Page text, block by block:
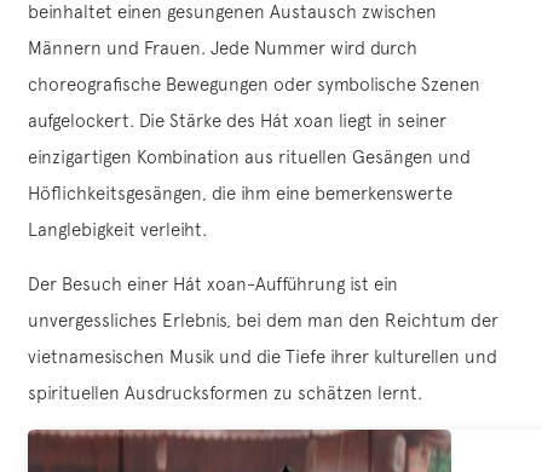
beinhaltet einen gesungenen Austausch zwischen
Männern und Frauen. Jede Nummer wird durch
choreografische Bewegungen oder symbolische Szenen
aufgelockert. Die Stärke des Hát xoan liegt in seiner
einzigartigen Kombination aus rituellen Gesängen und
Höflichkeitsgesängen, die ihm eine bemerkenswerte
Langlebigkeit verleiht.
Der Besuch einer Hát xoan-Aufführung ist ein
unvergessliches Erlebnis, bei dem man den Reichtum der
vietnamesischen Musik und die Tiefe ihrer kulturellen und
spirituellen Ausdrucksformen zu schätzen lernt.